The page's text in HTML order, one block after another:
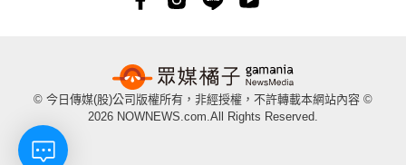
© 今日傳媒(股)公司版權所有，非經授權，不許轉載本網站內容 ©
2026 NOWNEWS.com.All Rights Reserved.